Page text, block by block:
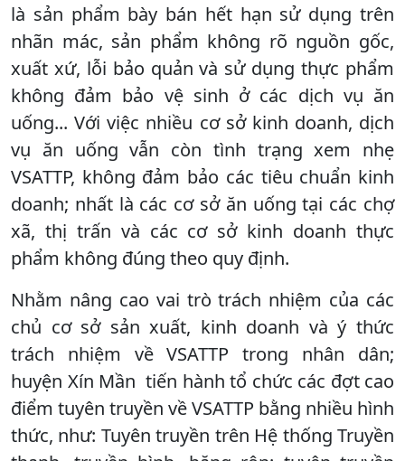
là sản phẩm bày bán hết hạn sử dụng trên
nhãn mác, sản phẩm không rõ nguồn gốc,
xuất xứ, lỗi bảo quản và sử dụng thực phẩm
không đảm bảo vệ sinh ở các dịch vụ ăn
uống... Với việc nhiều cơ sở kinh doanh, dịch
vụ ăn uống vẫn còn tình trạng xem nhẹ
VSATTP, không đảm bảo các tiêu chuẩn kinh
doanh; nhất là các cơ sở ăn uống tại các chợ
xã, thị trấn và các cơ sở kinh doanh thực
phẩm không đúng theo quy định.
Nhằm nâng cao vai trò trách nhiệm của các
chủ cơ sở sản xuất, kinh doanh và ý thức
trách nhiệm về VSATTP trong nhân dân;
huyện Xín Mần tiến hành tổ chức các đợt cao
điểm tuyên truyền về VSATTP bằng nhiều hình
thức, như: Tuyên truyền trên Hệ thống Truyền